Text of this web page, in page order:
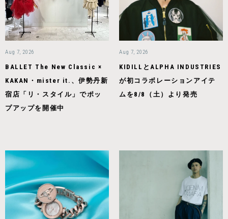
Aug 7, 2026
BALLET The New Classic ×
KAKAN・mister it.、伊勢丹新
宿店「リ・スタイル」でポッ
プアップを開催中
Aug 7, 2026
KIDILLとALPHA INDUSTRIES
が初コラボレーションアイテ
ムを8/8（土）より発売